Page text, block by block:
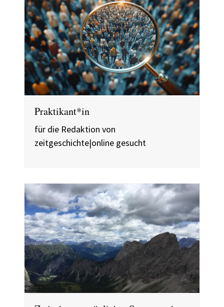
Praktikant*in
für die Redaktion von
zeitgeschichte|online gesucht